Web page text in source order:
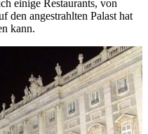
einige Restaurants, von
den angestrahlten Palast hat
kann.